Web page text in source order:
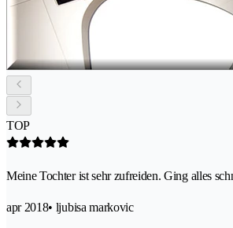
TOP
Meine Tochter ist sehr zufreiden. Ging alles
apr 2018• ljubisa markovic